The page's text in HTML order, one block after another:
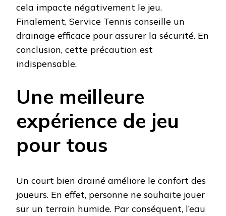
cela impacte négativement le jeu.
Finalement, Service Tennis conseille un
drainage efficace pour assurer la sécurité. En
conclusion, cette précaution est
indispensable.
Une meilleure
expérience de jeu
pour tous
Un court bien drainé améliore le confort des
joueurs. En effet, personne ne souhaite jouer
sur un terrain humide. Par conséquent, l’eau